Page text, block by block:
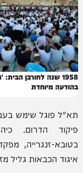
1958 שנה לחורבן
בהודעה מיוחדת
תא"ל פוגל שימש
פיקוד הדרום.
בטובא-זנגרייה,
איגוד הכבאות גליל